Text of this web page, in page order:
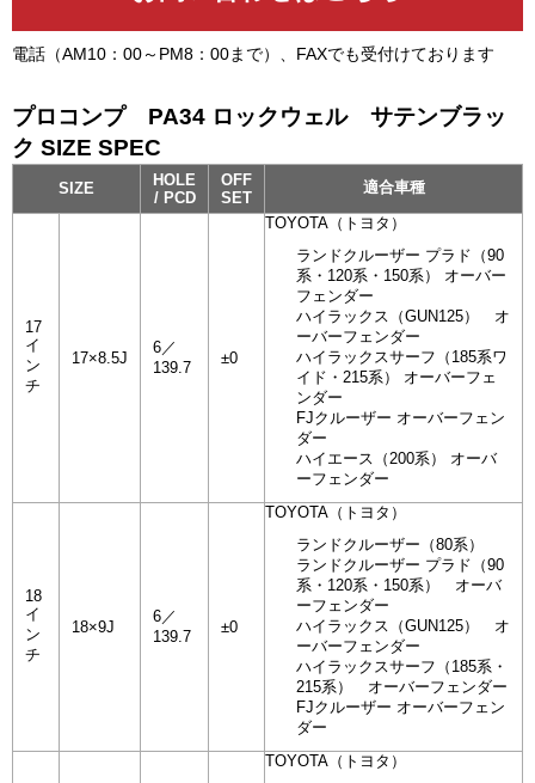
電話（AM10：00～PM8：00まで）、FAXでも受付けております
プロコンプ PA34 ロックウェル サテンブラッ
ク SIZE SPEC
SIZE
HOLE
/ PCD
OFF
SET
適合車種
17
イ
ン
チ
17×8.5J
6／
139.7
±0
TOYOTA（トヨタ）
ランドクルーザー プラド（90
系・120系・150系） オーバー
フェンダー
ハイラックス（GUN125） オ
ーバーフェンダー
ハイラックスサーフ（185系ワ
イド・215系） オーバーフェ
ンダー
FJクルーザー オーバーフェン
ダー
ハイエース（200系） オーバ
ーフェンダー
18
イ
ン
チ
18×9J
6／
139.7
±0
TOYOTA（トヨタ）
ランドクルーザー（80系）
ランドクルーザー プラド（90
系・120系・150系） オーバ
ーフェンダー
ハイラックス（GUN125） オ
ーバーフェンダー
ハイラックスサーフ（185系・
215系） オーバーフェンダー
FJクルーザー オーバーフェン
ダー
TOYOTA（トヨタ）